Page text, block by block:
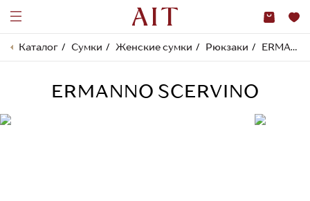
Каталог Сумки Женские сумки Рюкзаки ERMANNO SCERVINO
ERMANNO SCERVINO